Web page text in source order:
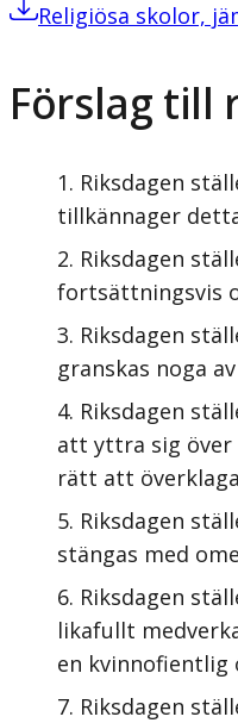
Religiösa skolor,
Förslag till
Riksdagen
tillkännager
Riksdagen
fortsättningsvis
Riksdagen
granskas noga
Riksdagen
att yttra sig över
rätt att
Riksdagen
stängas med
Riksdagen
likafullt
en kvinnofientlig
Riksdagen